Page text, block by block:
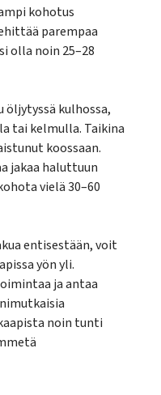
kohotus
parempaa
olla noin 25–28
kulhossa,
tai kelmulla. Taikina
koossaan.
jakaa haluttuun
vielä 30–60
entisestään, voit
yön yli.
ja antaa
noin tunti